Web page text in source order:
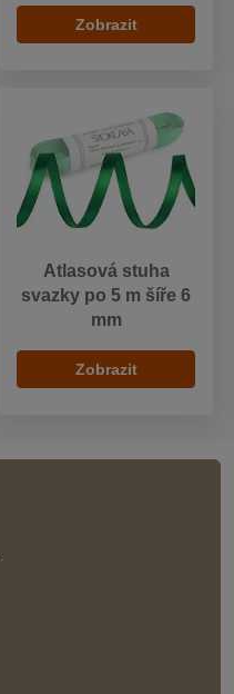
Zobrazit
Atlasová stuha
svazky po 5 m šíře 6
mm
Zobrazit